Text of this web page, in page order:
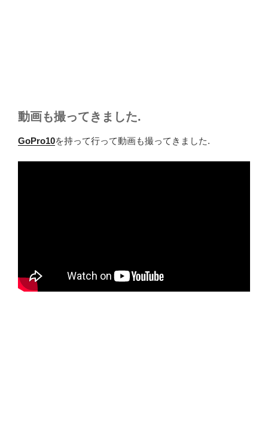
動画も撮ってきました.
GoPro10を持って行って動画も撮ってきました.